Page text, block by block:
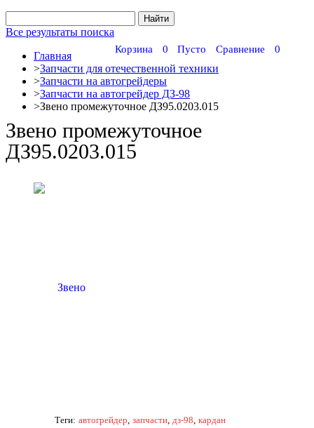
Все результаты поиска
Сравнение 0
Корзина 0 Пусто
Главная
>Запчасти для отечественной техники
>Запчасти на автогрейдеры
>Запчасти на автогрейдер ДЗ-98
>Звено промежуточное ДЗ95.0203.015
Звено промежуточное
ДЗ95.0203.015
Теги: автогрейдер запчасти дз-98 кардан